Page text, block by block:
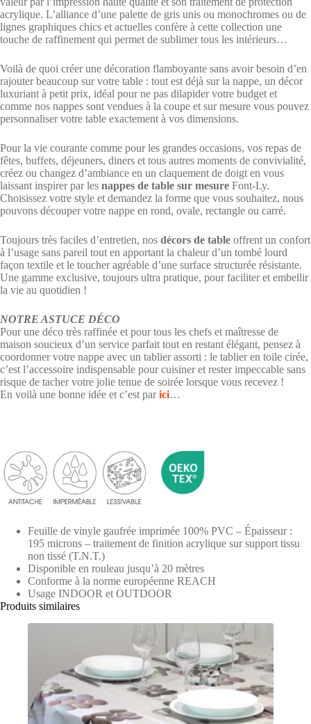
acrylique. L’alliance d’une palette de gris unis ou monochromes ou de
lignes graphiques chics et actuelles confère à cette collection une
touche de raffinement qui permet de sublimer tous les intérieurs…
Voilà de quoi créer une décoration flamboyante sans avoir besoin d’en
rajouter beaucoup sur votre table : tout est déjà sur la nappe, un décor
luxuriant à petit prix, idéal pour ne pas dilapider votre budget et
comme nos nappes sont vendues à la coupe et sur mesure vous pouvez
personnaliser votre table exactement à vos dimensions.
Pour la vie courante comme pour les grandes occasions, vos repas de
fêtes, buffets, déjeuners, diners et tous autres moments de convivialité,
créez ou changez d’ambiance en un claquement de doigt en vous
laissant inspirer par les nappes de table sur mesure Font-Ly.
Choisissez votre style et demandez la forme que vous souhaitez, nous
pouvons découper votre nappe en rond, ovale, rectangle ou carré.
Toujours très faciles d’entretien, nos décors de table offrent un confort
à l’usage sans pareil tout en apportant la chaleur d’un tombé lourd
façon textile et le toucher agréable d’une surface structurée résistante.
Une gamme exclusive, toujours ultra pratique, pour faciliter et embellir
la vie au quotidien !
NOTRE ASTUCE DÉCO
Pour une déco très raffinée et pour tous les chefs et maîtresse de
maison soucieux d’un service parfait tout en restant élégant, pensez à
coordonner votre nappe avec un tablier assorti : le tablier en toile cirée,
c’est l’accessoire indispensable pour cuisiner et rester impeccable sans
risque de tacher votre jolie tenue de soirée lorsque vous recevez !
En voilà une bonne idée et c’est parici…
Feuille de vinyle gaufrée imprimée 100% PVC – Épaisseur :
195 microns – traitement de finition acrylique sur support tissu
non tissé (T.N.T.)
Disponible en rouleau jusqu’à 20 mètres
Conforme à la norme européenne REACH
Usage INDOOR et OUTDOOR
Produits similaires